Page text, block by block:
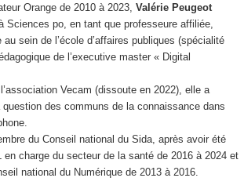
Orange de 2010 à 2023, Valérie Peugeot
Sciences po, en tant que professeure affiliée,
sein de l’école d’affaires publiques (spécialité
de l’executive master « Digital
Vecam (dissoute en 2022), elle a
des communs de la connaissance dans
du Conseil national du Sida, après avoir été
charge du secteur de la santé de 2016 à 2024 et
national du Numérique de 2013 à 2016.